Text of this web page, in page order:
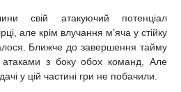
свій атакуючий потенціал
але крім влучання м’яча у стійку
Ближче до завершення тайму
з боку обох команд, Але
у цій частині гри не побачили.